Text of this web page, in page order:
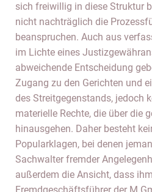
sich freiwillig in diese Struktur
nicht nachträglich die
beanspruchen. Auch aus
im Lichte eines
abweichende Entscheidung
Zugang zu den Gerichten und
des Streitgegenstands, jedoch
materielle Rechte, die über die
hinausgehen. Daher besteht
Popularklagen, bei denen
Sachwalter fremder
außerdem die Ansicht, dass